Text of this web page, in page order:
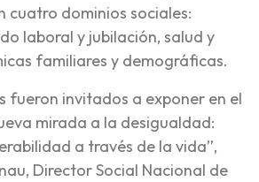
cuatro dominios sociales:
laboral y jubilación, salud y
familiares y demográficas.
fueron invitados a exponer en el
mirada a la desigualdad:
a través de la vida”,
Director Social Nacional de